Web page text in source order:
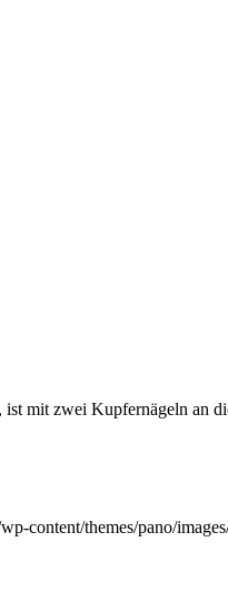
mit zwei Kupfernägeln an
content/themes/pano/